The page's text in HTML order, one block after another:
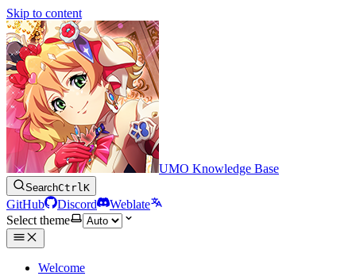
Skip to content
UMO Knowledge Base
SearchCtrlK
GitHub Discord
Weblate
Select theme
Welcome